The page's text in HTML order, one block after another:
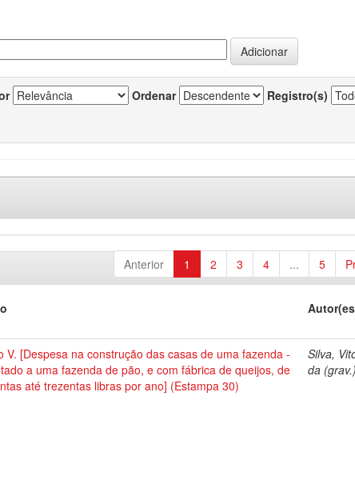
Ordenar Registro(s)
Anterior 1 2 3 4 ... 5
V. [Despesa na construção das casas de uma fazenda -
a uma fazenda de pão, e com fábrica de queijos, de
até trezentas libras por ano] (Estampa 30)
Silva,
da (grav.)